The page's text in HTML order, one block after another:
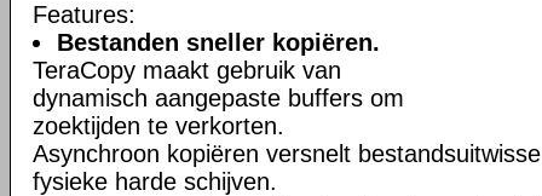
Features:
Bestanden sneller kopiëren.
TeraCopy maakt gebruik van
dynamisch aangepaste buffers om
zoektijden te verkorten.
Asynchroon kopiëren versnelt
fysieke harde schijven.